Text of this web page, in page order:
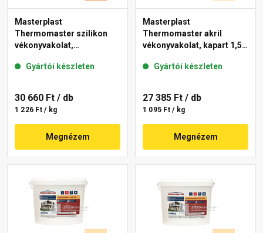
Masterplast
Thermomaster szilikon
vékonyvakolat,
15-D 25 kg
Gyártói készleten
30 660 Ft / db
1 226 Ft / kg
Megnézem
Masterplast
Thermomaster akril
vékonyvakolat, kapart 1,5
Gyártói készleten
27 385 Ft / db
1 095 Ft / kg
Megnézem